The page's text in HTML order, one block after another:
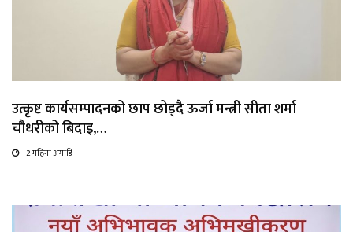
उत्कृष्ट कार्यसम्पादनको छाप छोड्दै ऊर्जा मन्त्री सीता शर्मा
चौधरीको बिदाइ,…
2 महिना अगाडि